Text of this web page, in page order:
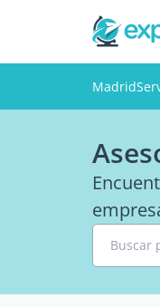
Madrid
Buscar